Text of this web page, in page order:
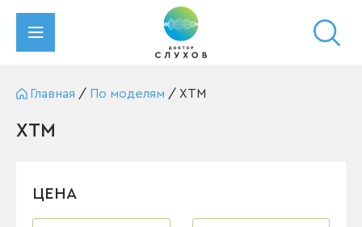
Главная / По моделям / XTM
XTM
ЦЕНА